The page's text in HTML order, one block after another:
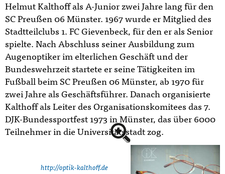
Helmut Kalthoff als A-Junior zwei Jahre lang für den
SC Preußen 06 Münster. 1967 wurde er Mitglied des
Stadtteilclubs 1. FC Gievenbeck, für den er als Senior
spielte. Nach Abschluss seiner Ausbildung zum
Augenoptiker im elterlichen Geschäft und der
Bundeswehrzeit startete er seine Tätigkeiten im
Fußball beim SC Preußen 06 Münster, ab 1970 für
zwei Jahre als Geschäftsführer. Danach organisierte
Kalthoff als Leiter des Organisationskomitees das 7.
DJK-Bundessportfest 1973 in Münster, das über 6000
Teilnehmer in die Universitätsstadt zog.
http://optik-kalthoff.de